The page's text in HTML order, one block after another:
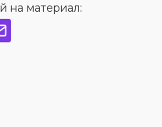
на материал: